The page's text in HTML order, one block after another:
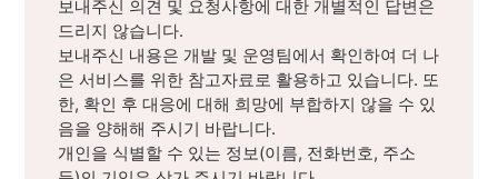
보내주신 의견 및 요청사항에 대한 개별적인 답변은
드리지 않습니다.
보내주신 내용은 개발 및 운영팀에서 확인하여 더 나
은 서비스를 위한 참고자료로 활용하고 있습니다. 또
한, 확인 후 대응에 대해 희망에 부합하지 않을 수 있
음을 양해해 주시기 바랍니다.
개인을 식별할 수 있는 정보(이름, 전화번호, 주소